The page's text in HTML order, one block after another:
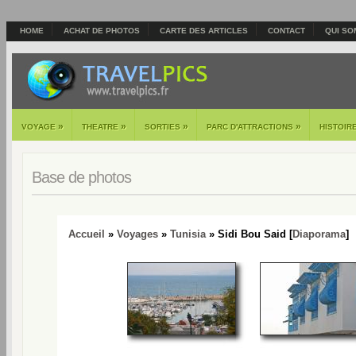
HOME ACHAT DE PHOTOS CARTE DES ARTICLES CONTACT QUI
VOYAGE » THEATRE » SORTIES » PARC D'ATTRACTIONS »
Base de photos
Accueil » Voyages » Tunisia» Sidi Bou Said [Diaporama]